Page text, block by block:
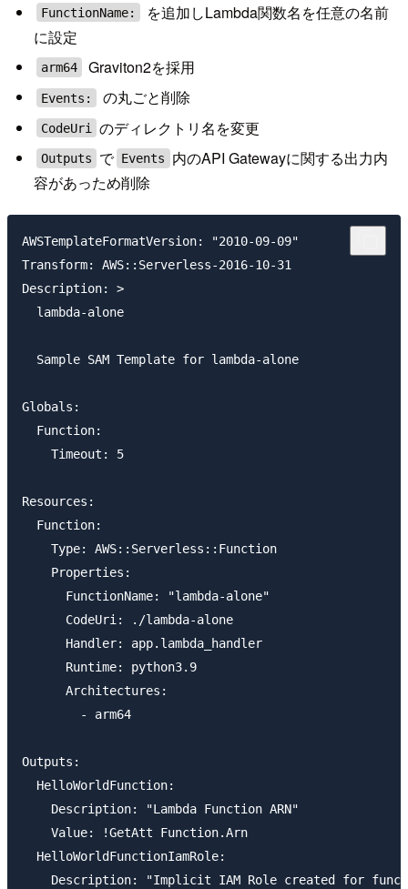
FunctionName:
を追加しLambda関数名を任意の名前
に設定
arm64 Graviton2を採用
Events: の丸ごと削除
CodeUri のディレクトリ名を変更
Outputs で Events
内のAPI Gatewayに関する出力内
容があっため削除
AWSTemplateFormatVersion: "2010-09-09"
Transform: AWS::Serverless-2016-10-31
Description: >
  lambda-alone
  Sample SAM Template for lambda-alone
Globals:
  Function:
    Timeout: 5
Resources:
  Function:
    Type: AWS::Serverless::Function
    Properties:
      FunctionName: "lambda-alone"
      CodeUri: ./lambda-alone
      Handler: app.lambda_handler
      Runtime: python3.9
      Architectures:
        - arm64
Outputs:
  HelloWorldFunction:
    Description: "Lambda Function ARN"
    Value: !GetAtt Function.Arn
  HelloWorldFunctionIamRole:
Description: "Implicit IAM Role created for